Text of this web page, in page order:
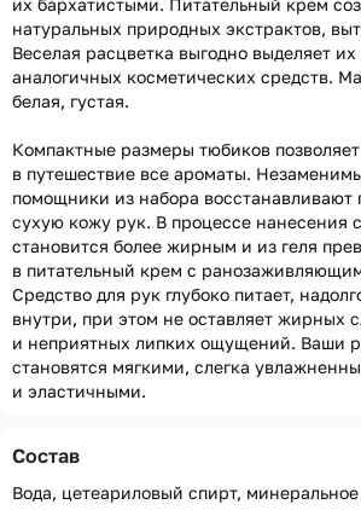
их бархатистыми. Питательный крем
натуральных природных экстрактов,
Веселая расцветка выгодно выделяет
аналогичных косметических средств.
белая, густая.
Компактные размеры тюбиков
в путешествие все ароматы.
помощники из набора
сухую кожу рук. В процессе нанесения
становится более жирным и из геля
в питательный крем с
Средство для рук глубоко питает,
внутри, при этом не оставляет жирных
и неприятных липких ощущений. Ваши
становятся мягкими, слегка
и эластичными.
Состав
Вода, цетеариловый спирт,